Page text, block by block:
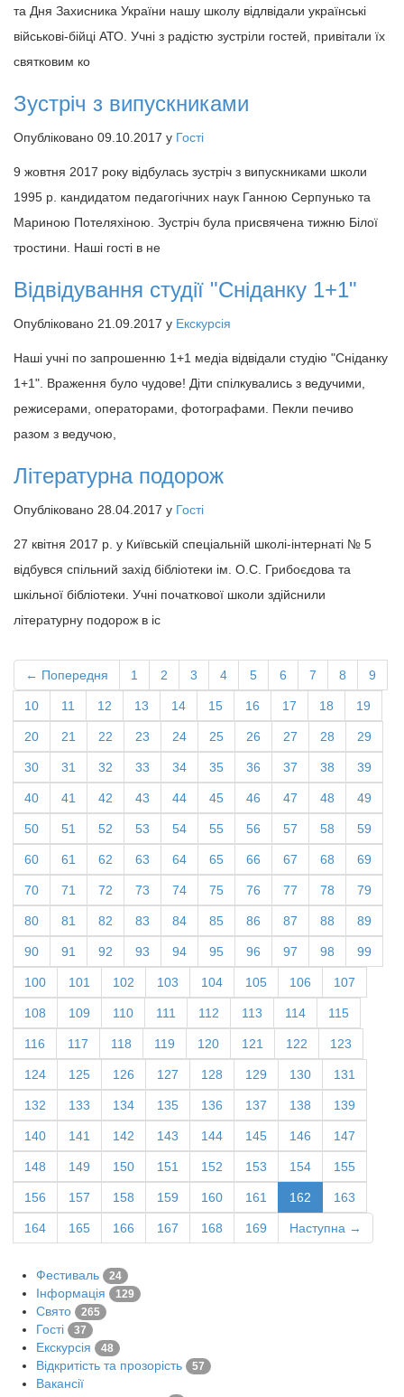
та Дня Захисника України нашу школу відлвідали українські
військові-бійці АТО. Учні з радістю зустріли гостей, привітали їх
святковим ко
Зустріч з випускниками
Опубліковано 09.10.2017 у Гості
9 жовтня 2017 року відбулась зустріч з випускниками школи
1995 р. кандидатом педагогічних наук Ганною Серпунько та
Мариною Потеляхіною. Зустріч була присвячена тижню Білої
тростини. Наші гості в не
Відвідування студії "Сніданку 1+1"
Опубліковано 21.09.2017 у Екскурсія
Наші учні по запрошенню 1+1 медіа відвідали студію "Сніданку
1+1". Враження було чудове! Діти спілкувались з ведучими,
режисерами, операторами, фотографами. Пекли печиво
разом з ведучою,
Літературна подорож
Опубліковано 28.04.2017 у Гості
27 квітня 2017 р. у Київській спеціальній школі-інтернаті № 5
відбувся спільний захід бібліотеки ім. О.С. Грибоєдова та
шкільної бібліотеки. Учні початкової школи здійснили
літературну подорож в іс
← Попередня 1 2 3 4 5 6 7 8 9
10 11 12 13 14 15 16 17 18 19
20 21 22 23 24 25 26 27 28 29
30 31 32 33 34 35 36 37 38 39
40 41 42 43 44 45 46 47 48 49
50 51 52 53 54 55 56 57 58 59
60 61 62 63 64 65 66 67 68 69
70 71 72 73 74 75 76 77 78 79
80 81 82 83 84 85 86 87 88 89
90 91 92 93 94 95 96 97 98 99
100 101 102 103 104 105 106 107
108 109 110 111 112 113 114 115
116 117 118 119 120 121 122 123
124 125 126 127 128 129 130 131
132 133 134 135 136 137 138 139
140 141 142 143 144 145 146 147
148 149 150 151 152 153 154 155
156 157 158 159 160 161 162 163
164 165 166 167 168 169 Наступна →
Фестиваль 24
Інформація 129
Свято 265
Гості 37
Екскурсія 48
Відкритість та прозорість 57
Вакансії